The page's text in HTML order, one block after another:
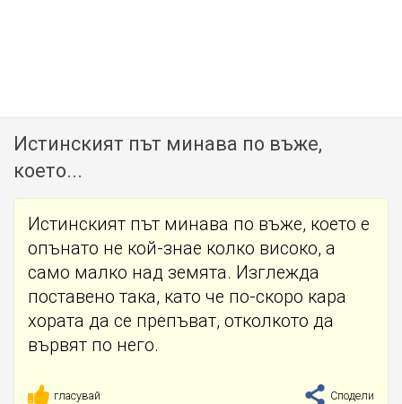
Истинският път минава по въже,
което...
Истинският път минава по въже, което е
опънато не кой-знае колко високо, а
само малко над земята. Изглежда
поставено така, като че по-скоро кара
хората да се препъват, отколкото да
вървят по него.
гласувай Сподели